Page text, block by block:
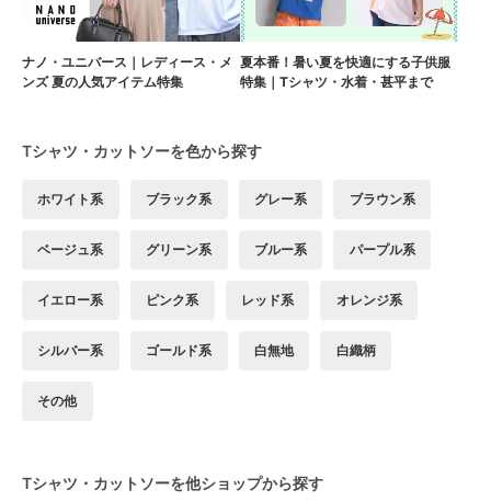
ナノ・ユニバース｜レディース・メ
ンズ 夏の人気アイテム特集
夏本番！暑い夏を快適にする子供服
特集｜Tシャツ・水着・甚平まで
Tシャツ・カットソーを色から探す
ホワイト系 ブラック系 グレー系 ブラウン系
ベージュ系 グリーン系 ブルー系 パープル系
イエロー系 ピンク系 レッド系 オレンジ系
シルバー系 ゴールド系 白無地 白織柄
その他
Tシャツ・カットソーを他ショップから探す